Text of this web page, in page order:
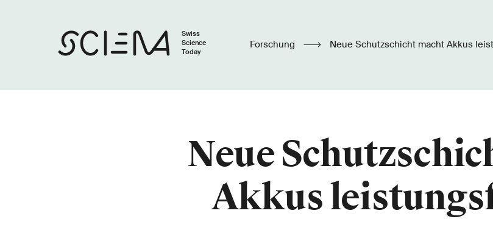
Swiss
Science
Today
Forschung Neue Schutzschicht macht Akkus
Neue
Akkus